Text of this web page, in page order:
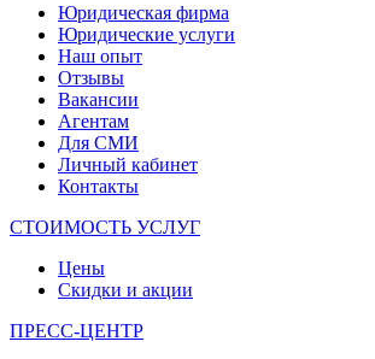
Юридическая фирма
Юридические услуги
Наш опыт
Отзывы
Вакансии
Агентам
Для СМИ
Личный кабинет
Контакты
СТОИМОСТЬ УСЛУГ
Цены
Скидки и акции
ПРЕСС-ЦЕНТР